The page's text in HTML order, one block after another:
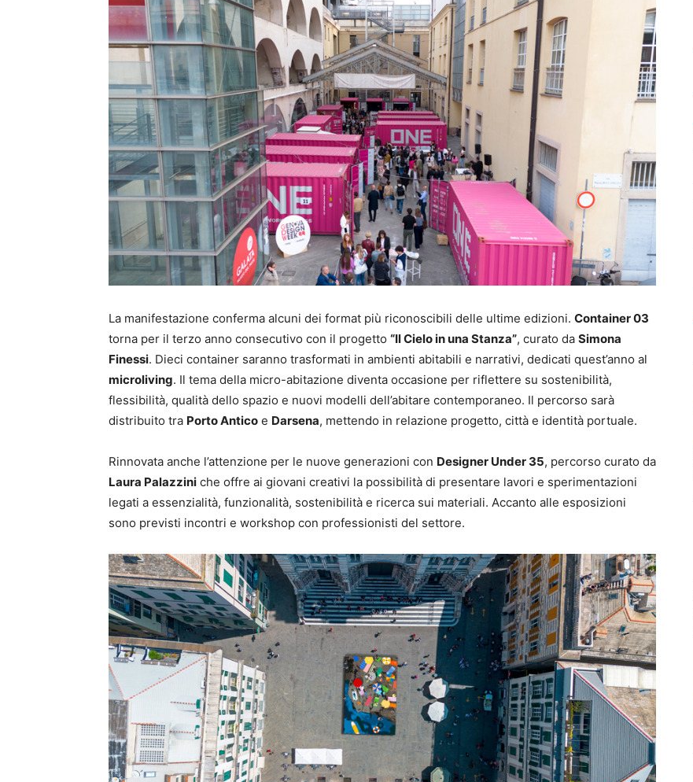
La manifestazione conferma alcuni dei format più riconoscibili delle ultime edizioni. Container 03
torna per il terzo anno consecutivo con il progetto “Il Cielo in una Stanza”, curato da Simona
Finessi. Dieci container saranno trasformati in ambienti abitabili e narrativi, dedicati quest’anno al
microliving. Il tema della micro-abitazione diventa occasione per riflettere su sostenibilità,
flessibilità, qualità dello spazio e nuovi modelli dell’abitare contemporaneo. Il percorso sarà
distribuito tra Porto Antico e Darsena, mettendo in relazione progetto, città e identità portuale.
Rinnovata anche l’attenzione per le nuove generazioni con Designer Under 35, percorso curato da
Laura Palazzini che offre ai giovani creativi la possibilità di presentare lavori e sperimentazioni
legati a essenzialità, funzionalità, sostenibilità e ricerca sui materiali. Accanto alle esposizioni
sono previsti incontri e workshop con professionisti del settore.